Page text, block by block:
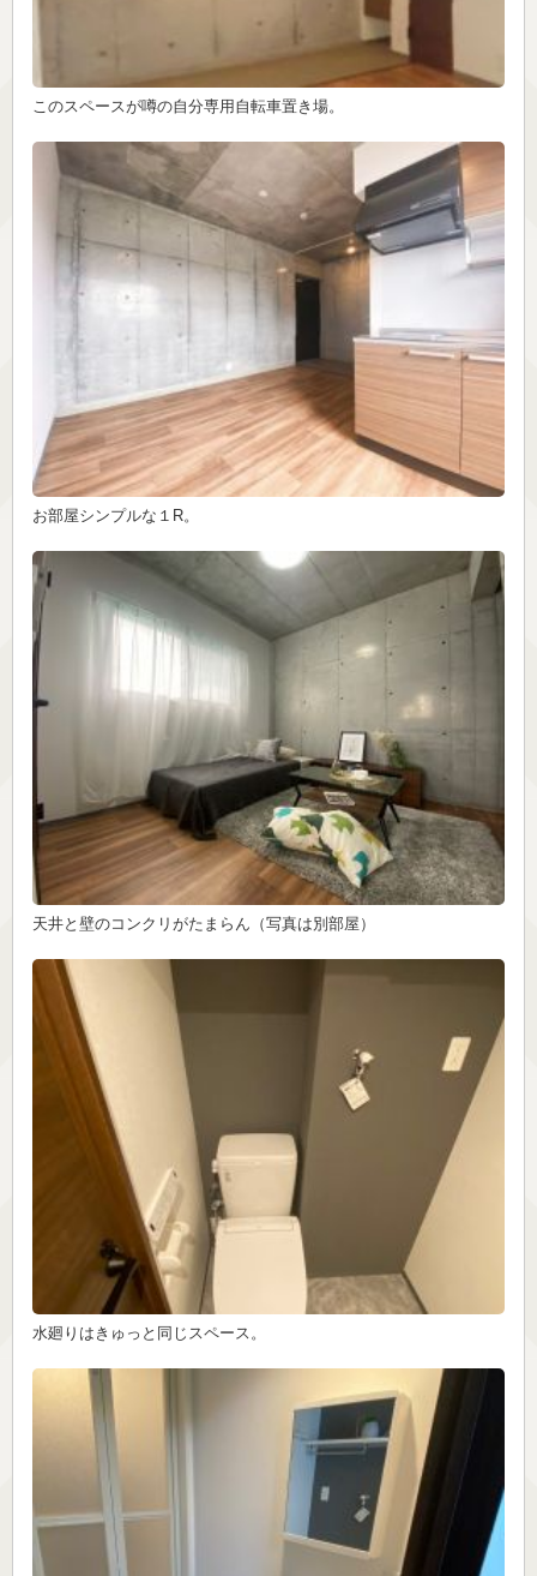
このスペースが噂の自分専用自転車置き場。
お部屋シンプルな１R。
天井と壁のコンクリがたまらん（写真は別部屋）
水廻りはきゅっと同じスペース。